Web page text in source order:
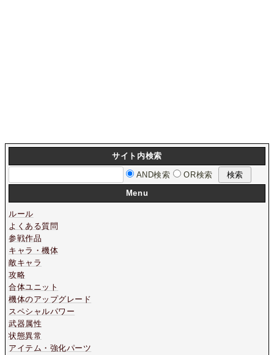
サイト内検索
AND検索
OR検索
Menu
ルール
よくある質問
参戦作品
キャラ・機体
敵キャラ
攻略
合体ユニット
機体のアップグレード
スペシャルパワー
武器属性
状態異常
アイテム・強化パーツ